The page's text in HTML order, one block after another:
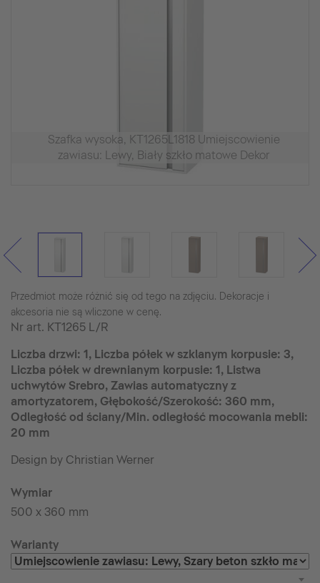
Szafka wysoka, KT1265L1818 Umiejscowienie
zawiasu: Lewy, Biały szkło matowe Dekor
Przedmiot może różnić się od tego na zdjęciu. Dekoracje i
akcesoria nie są wliczone w cenę.
Nr art. KT1265 L/R
Liczba drzwi: 1, Liczba półek w szklanym korpusie: 3,
Liczba półek w drewnianym korpusie: 1, Listwa
uchwytów Srebro, Zawias automatyczny z
amortyzatorem, Głębokość/Szerokość: 360 mm,
Odległość od ściany/Min. odległość mocowania mebli:
20 mm
Design by Christian Werner
Wymiar
500 x 360 mm
Warianty